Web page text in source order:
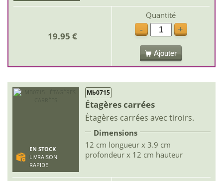
19.95 €
Quantité
-
+
Ajouter
EN STOCK
LIVRAISON
RAPIDE
Mb0715
Étagères carrées
Étagères carrées avec tiroirs.
Dimensions
12 cm longueur x 3.9 cm
profondeur x 12 cm hauteur